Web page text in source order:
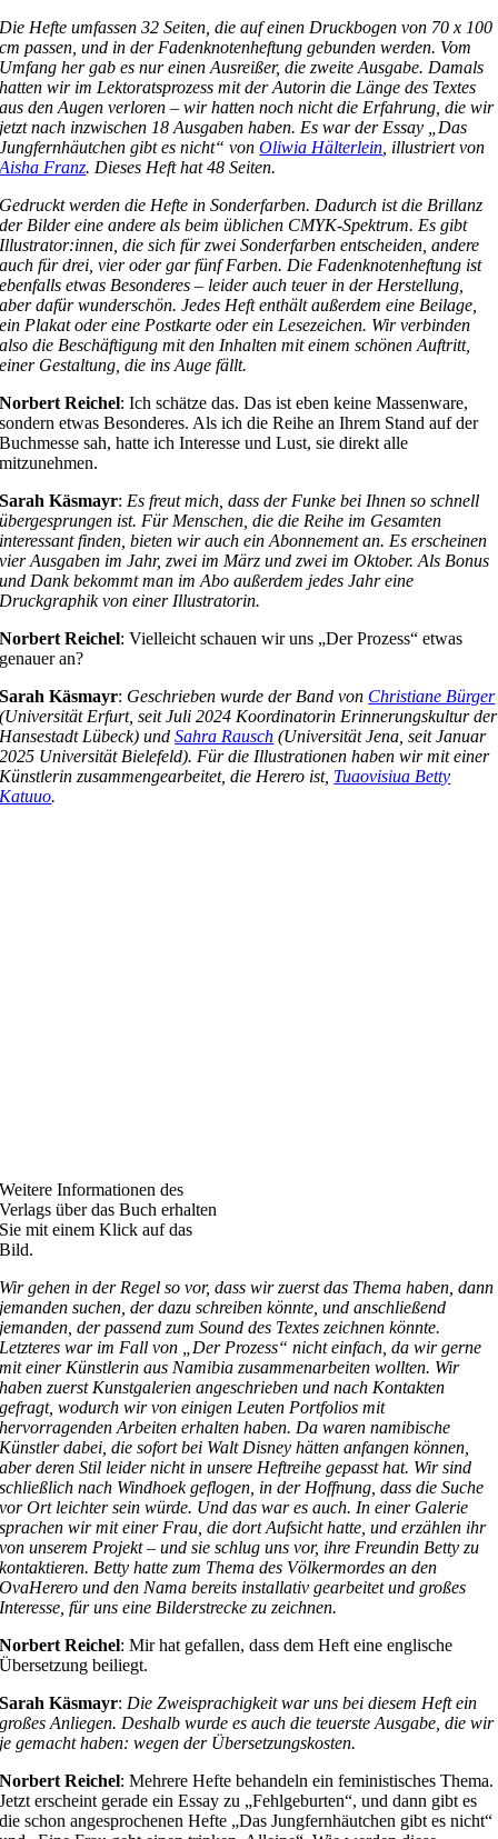
Die Hefte umfassen 32 Seiten, die auf einen Druckbogen von 70 x 100
cm passen, und in der Fadenknotenheftung gebunden werden. Vom
Umfang her gab es nur einen Ausreißer, die zweite Ausgabe. Damals
hatten wir im Lektoratsprozess mit der Autorin die Länge des Textes
aus den Augen verloren – wir hatten noch nicht die Erfahrung, die wir
jetzt nach inzwischen 18 Ausgaben haben. Es war der Essay „Das
Jungfernhäutchen gibt es nicht“ vonOliwia Hälterlein , illustriert von
Aisha Franz. Dieses Heft hat 48 Seiten.
Gedruckt werden die Hefte in Sonderfarben. Dadurch ist die Brillanz
der Bilder eine andere als beim üblichen CMYK-Spektrum. Es gibt
Illustrator:innen, die sich für zwei Sonderfarben entscheiden, andere
auch für drei, vier oder gar fünf Farben. Die Fadenknotenheftung ist
ebenfalls etwas Besonderes – leider auch teuer in der Herstellung,
aber dafür wunderschön. Jedes Heft enthält außerdem eine Beilage,
ein Plakat oder eine Postkarte oder ein Lesezeichen. Wir verbinden
also die Beschäftigung mit den Inhalten mit einem schönen Auftritt,
einer Gestaltung, die ins Auge fällt.
Norbert Reichel: Ich schätze das. Das ist eben keine Massenware,
sondern etwas Besonderes. Als ich die Reihe an Ihrem Stand auf der
Buchmesse sah, hatte ich Interesse und Lust, sie direkt alle
mitzunehmen.
Sarah Käsmayr: Es freut mich, dass der Funke bei Ihnen so schnell
übergesprungen ist. Für Menschen, die die Reihe im Gesamten
interessant finden, bieten wir auch ein Abonnement an. Es erscheinen
vier Ausgaben im Jahr, zwei im März und zwei im Oktober. Als Bonus
und Dank bekommt man im Abo außerdem jedes Jahr eine
Druckgraphik von einer Illustratorin.
Norbert Reichel: Vielleicht schauen wir uns „Der Prozess“ etwas
genauer an?
Sarah Käsmayr: Geschrieben wurde der Band von Christiane Bürger
(Universität Erfurt, seit Juli 2024 Koordinatorin Erinnerungskultur der
Hansestadt Lübeck) undSahra Rausch (Universität Jena, seit Januar
2025 Universität Bielefeld). Für die Illustrationen haben wir mit einer
Künstlerin zusammengearbeitet, die Herero ist, Tuaovisiua Betty
Katuuo.
Weitere Informationen des
Verlags über das Buch erhalten
Sie mit einem Klick auf das
Bild.
Wir gehen in der Regel so vor, dass wir zuerst das Thema haben, dann
jemanden suchen, der dazu schreiben könnte, und anschließend
jemanden, der passend zum Sound des Textes zeichnen könnte.
Letzteres war im Fall von „Der Prozess“ nicht einfach, da wir gerne
mit einer Künstlerin aus Namibia zusammenarbeiten wollten. Wir
haben zuerst Kunstgalerien angeschrieben und nach Kontakten
gefragt, wodurch wir von einigen Leuten Portfolios mit
hervorragenden Arbeiten erhalten haben. Da waren namibische
Künstler dabei, die sofort bei Walt Disney hätten anfangen können,
aber deren Stil leider nicht in unsere Heftreihe gepasst hat. Wir sind
schließlich nach Windhoek geflogen, in der Hoffnung, dass die Suche
vor Ort leichter sein würde. Und das war es auch. In einer Galerie
sprachen wir mit einer Frau, die dort Aufsicht hatte, und erzählen ihr
von unserem Projekt – und sie schlug uns vor, ihre Freundin Betty zu
kontaktieren. Betty hatte zum Thema des Völkermordes an den
OvaHerero und den Nama bereits installativ gearbeitet und großes
Interesse, für uns eine Bilderstrecke zu zeichnen.
Norbert Reichel: Mir hat gefallen, dass dem Heft eine englische
Übersetzung beiliegt.
Sarah Käsmayr: Die Zweisprachigkeit war uns bei diesem Heft ein
großes Anliegen. Deshalb wurde es auch die teuerste Ausgabe, die wir
je gemacht haben: wegen der Übersetzungskosten.
Norbert Reichel: Mehrere Hefte behandeln ein feministisches Thema.
Jetzt erscheint gerade ein Essay zu „Fehlgeburten“, und dann gibt es
die schon angesprochenen Hefte „Das Jungfernhäutchen gibt es nicht“